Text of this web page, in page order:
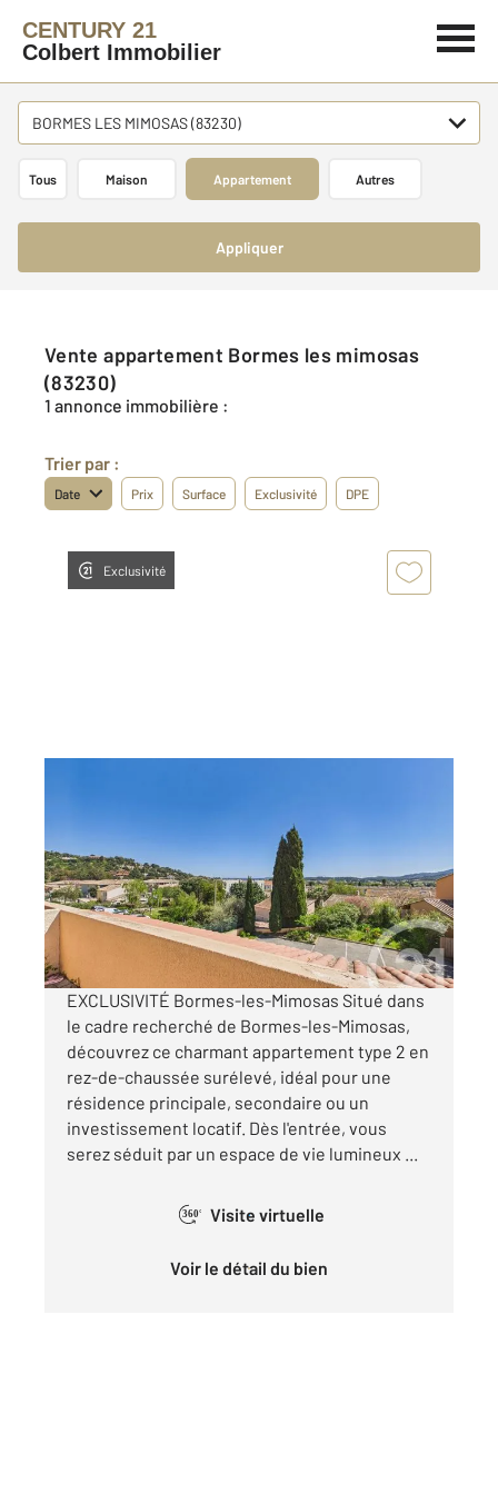
CENTURY 21
Colbert Immobilier
BORMES LES MIMOSAS (83230)
Tous Maison Appartement Autres
Appliquer
Vente appartement Bormes les mimosas
(83230)
1 annonce immobilière :
Trier par :
Date Prix Surface Exclusivité DPE
Exclusivité
Appartement T2 à vendre
213 000 €
Visiter le site dédié
EXCLUSIVITÉ Bormes-les-Mimosas Situé dans
le cadre recherché de Bormes-les-Mimosas,
découvrez ce charmant appartement type 2 en
rez-de-chaussée surélevé, idéal pour une
résidence principale, secondaire ou un
investissement locatif. Dès l'entrée, vous
serez séduit par un espace de vie lumineux ...
360° Visite virtuelle
Voir le détail du bien